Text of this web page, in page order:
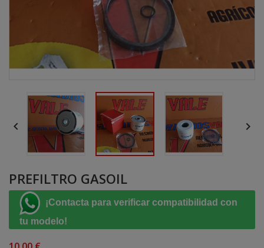
 
PREFILTRO GASOIL
¡Contacta para verificar compatibilidad con
tu modelo!